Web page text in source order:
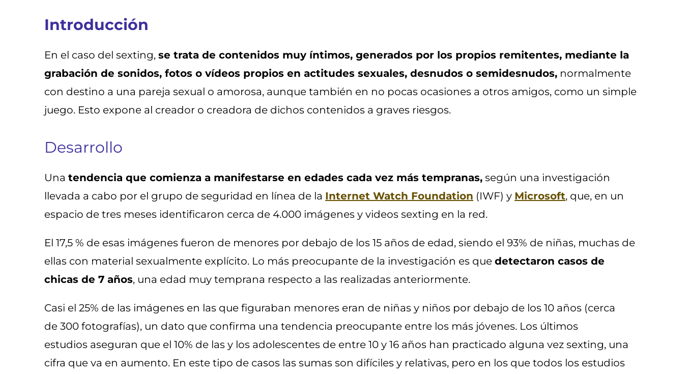
Introducción
En el caso del sexting, se trata de contenidos muy íntimos, generados por los propios remitentes, mediante la
grabación de sonidos, fotos o vídeos propios en actitudes sexuales, desnudos o semidesnudos, normalmente
con destino a una pareja sexual o amorosa, aunque también en no pocas ocasiones a otros amigos, como un simple
juego. Esto expone al creador o creadora de dichos contenidos a graves riesgos.
Desarrollo
Una tendencia que comienza a manifestarse en edades cada vez más tempranas, según una investigación
llevada a cabo por el grupo de seguridad en línea de la Internet Watch Foundation (IWF) y Microsoft, que, en un
espacio de tres meses identificaron cerca de 4.000 imágenes y videos sexting en la red.
El 17,5 % de esas imágenes fueron de menores por debajo de los 15 años de edad, siendo el 93% de niñas, muchas de
ellas con material sexualmente explícito. Lo más preocupante de la investigación es que detectaron casos de
chicas de 7 años, una edad muy temprana respecto a las realizadas anteriormente.
Casi el 25% de las imágenes en las que figuraban menores eran de niñas y niños por debajo de los 10 años (cerca
de 300 fotografías), un dato que confirma una tendencia preocupante entre los más jóvenes. Los últimos
estudios aseguran que el 10% de las y los adolescentes de entre 10 y 16 años han practicado alguna vez sexting, una
cifra que va en aumento. En este tipo de casos las sumas son difíciles y relativas, pero en los que todos los estudios